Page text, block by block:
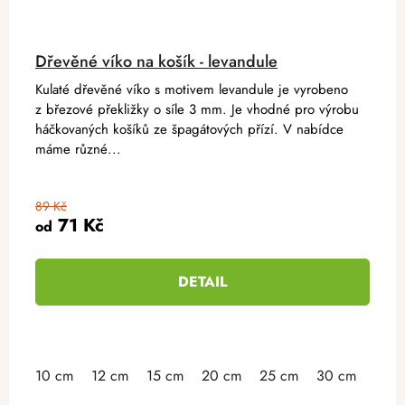
Dřevěné víko na košík - levandule
od 71 Kč
89 Kč
DETAIL
Kulaté dřevěné víko s motivem levandule je vyrobeno
z březové překližky o síle 3 mm. Je vhodné pro výrobu
háčkovaných košíků ze špagátových přízí. V nabídce
máme různé...
10 cm 12 cm 15 cm 20 cm 25 cm 30 cm